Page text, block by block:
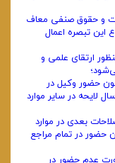
و حقوق صنفی معاف
تبصره اعمال
ارتقای علمی و
حضور وکیل در
لایحه در سایر موارد
28 قانون وکالت مصوب 1315 با اصلاحات بعدی در موارد
حضور در تمام مراجع
عدم حضور در